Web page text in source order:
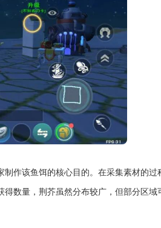
作该鱼饵的核心目的。在采集素材的
数量，荆芥虽然分布较广，但部分区